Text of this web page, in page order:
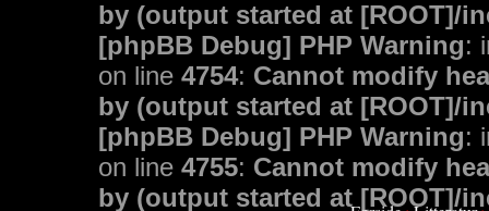
by (output started at [ROOT]/
[phpBB Debug] PHP Warning:
on line 4754: Cannot modify
by (output started at [ROOT]/
[phpBB Debug] PHP Warning:
on line 4755: Cannot modify
by (output started at [ROOT]/